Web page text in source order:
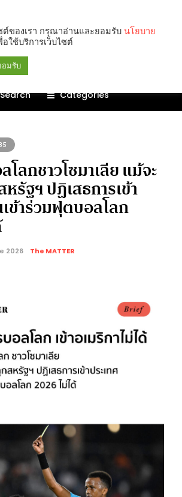
Search Categories
ลกชาวโซมาเลีย แม้จะ
รัฐฯ ปฏิเสธการเข้า
ข้าร่วมฟุตบอลโลก
2026 The MATTER
ต์ของเรา กรุณาอ่านและยอมรับ นโยบาย
อใช้บริการเว็บไซต์
อมรับ